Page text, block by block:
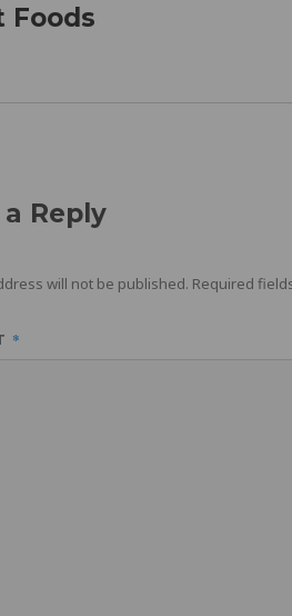
Foods
Reply
will not be published. Required
*